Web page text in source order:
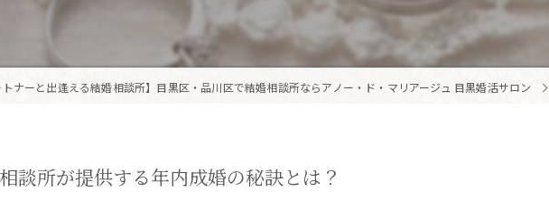
婚活
トナーと出逢える結婚相談所】目黒区・品川区で結婚相談所ならアノー・ド・マリアージュ 目黒婚活サロン
談所が提供する年内成婚の秘訣とは？